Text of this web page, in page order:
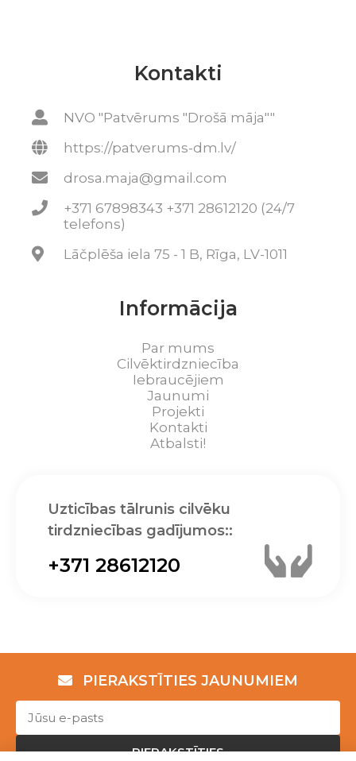
Kontakti
NVO "Patvērums "Drošā māja""
https://patverums-dm.lv/
drosa.maja@gmail.com
+371 67898343 +371 28612120 (24/7
telefons)
Lāčplēša iela 75 - 1 B, Rīga, LV-1011
Informācija
Par mums
Cilvēktirdzniecība
Iebraucējiem
Jaunumi
Projekti
Kontakti
Atbalsti!
Uzticības tālrunis cilvēku
tirdzniecības gadījumos::
+371 28612120
PIERAKSTĪTIES JAUNUMIEM
PIERAKSTĪTIES